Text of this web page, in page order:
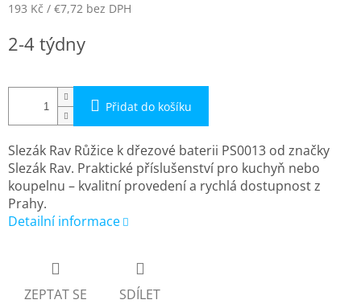
193 Kč / €7,72 bez DPH
cena:
2-4 týdny
Přidat do košíku
Slezák Rav Růžice k dřezové baterii PS0013 od značky
Slezák Rav. Praktické příslušenství pro kuchyň nebo
koupelnu – kvalitní provedení a rychlá dostupnost z
Prahy.
Detailní informace
ZEPTAT SE SDÍLET